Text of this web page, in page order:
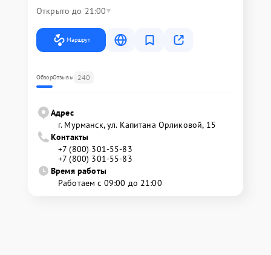
Открыто до 21:00
Маршрут
ОбзорОтзывы 240
Адрес
г. Мурманск, ул. Капитана Орликовой, 15
Контакты
+7 (800) 301-55-83
+7 (800) 301-55-83
Время работы
Работаем с 09:00 до 21:00